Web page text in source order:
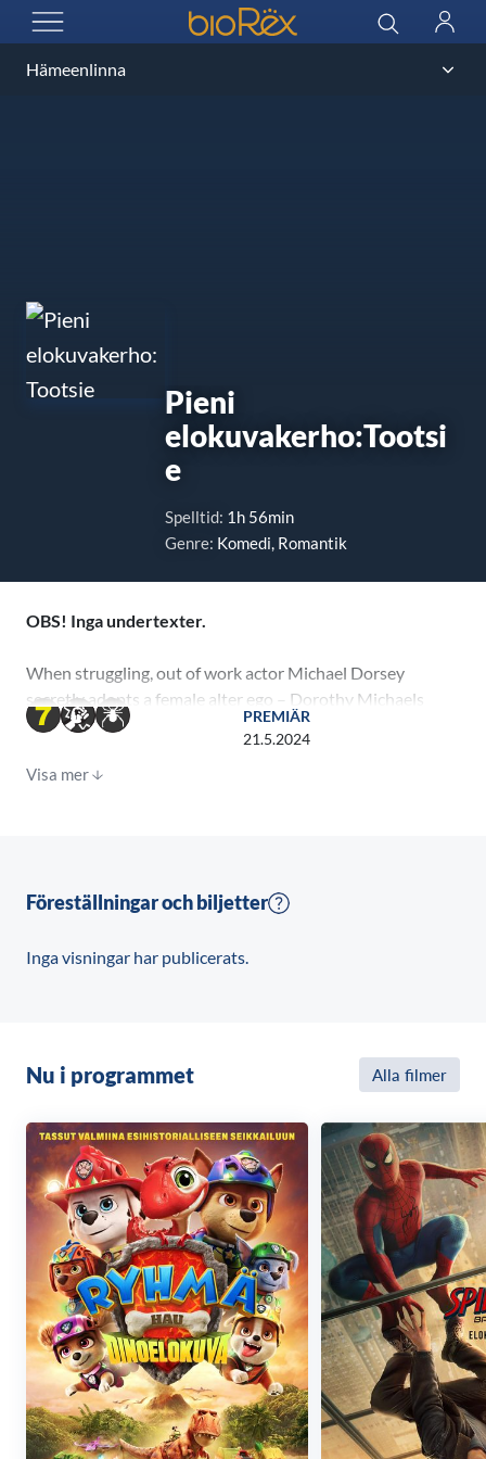
ÖPPNA MENYN
BioRex Cinemas Sök
Logga
Pieni
elokuvakerho:Tootsi
e
Spelltid: 1h 56min
Genre: Komedi, Romantik
OBS! Inga undertexter.
When struggling, out of work actor Michael Dorsey
secretly adopts a female alter ego – Dorothy Michaels
– in order to land a part in a daytime drama, he
unwittingly becomes a feminist icon and ends up in a
romantic pickle.
PREMIÄR
21.5.2024
Visa mer
Föreställningar och biljetter
Inga visningar har publicerats.
Nu i programmet Alla filmer